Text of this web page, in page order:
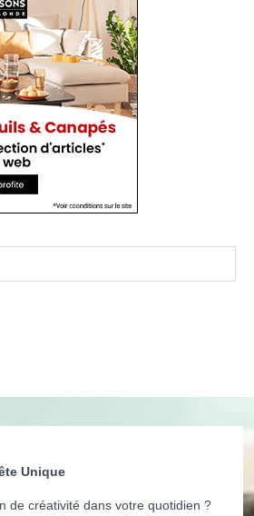
Unique
de créativité dans votre quotidien ?